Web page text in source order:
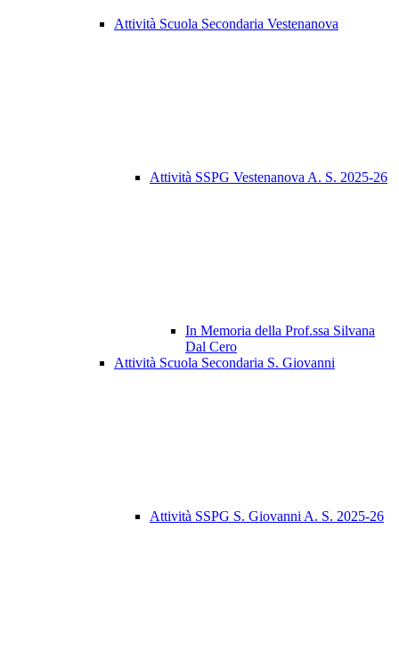
Attività Scuola Secondaria Vestenanova
Attività SSPG Vestenanova A. S. 2025-26
In Memoria della Prof.ssa Silvana
Dal Cero
Attività Scuola Secondaria S. Giovanni
Attività SSPG S. Giovanni A. S. 2025-26